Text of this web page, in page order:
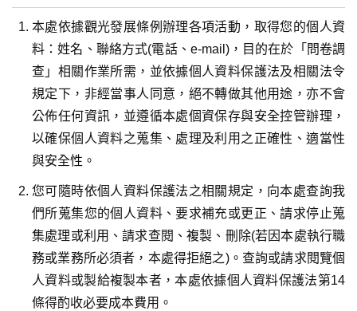
本處依據觀光發展條例辦理各項活動，取得您的個人資
料：姓名、聯絡方式(電話、e-mail)，目的在於「問卷調
查」相關作業所需，並依據個人資料保護法及相關法令
規定下，非經當事人同意，絕不轉做其他用途，亦不會
公佈任何資訊，並遵循本處個資保存與安全控管辦理，
以確保個人資料之蒐集、處理及利用之正確性、適當性
與安全性。
您可隨時依個人資料保護法之相關規定，向本處查詢我
們所蒐集您的個人資料、要求補充或更正、請求停止蒐
集處理或利用、請求查閱、複製、刪除(若因本處執行職
務或業務所必須者，本處得拒絕之)。查詢或請求閱覽個
人資料或製給複製本者，本處依據個人資料保護法第14
條得酌收必要成本費用。